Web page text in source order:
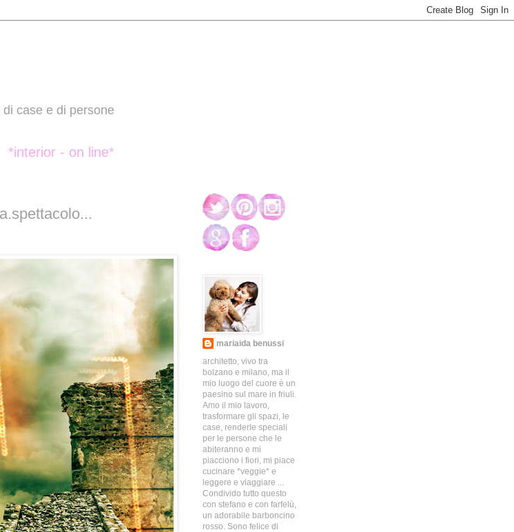
case e di persone
*interior - on line*
mariaida benussi
architetto, vivo tra
bolzano e milano, ma il
mio luogo del cuore è un
paesino sul mare in friuli.
Amo il mio lavoro,
trasformare gli spazi, le
case, renderle speciali
per le persone che le
abiteranno e mi
piacciono i fiori, mi piace
cucinare *veggie* e
leggere e viaggiare ...
Condivido tutto questo
con stefano e con farfelù,
un adorabile barboncino
rosso. Sono felice di